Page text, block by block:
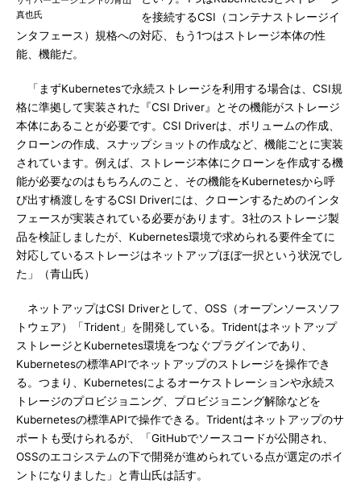
真也氏
を接続するCSI（コンテナストレージイ
ンタフェース）規格への対応、もう1つはストレージ本体の性
能、機能だ。
「まずKubernetesで永続ストレージを利用する場合は、CSI規
格に準拠して実装された『CSI Driver』とその機能がストレージ
本体にあることが必要です。CSI Driverは、ボリュームの作成、
クローンの作成、スナップショットの作成など、機能ごとに実装
されています。例えば、ストレージ本体にクローンを作成する機
能が必要なのはもちろんのこと、その機能をKubernetesから呼
び出す橋渡しをするCSI Driverには、クローンするためのインタ
フェースが実装されている必要があります。3社のストレージ製
品を検証しましたが、Kubernetes環境で求められる要件全てに
対応しているストレージはネットアップほぼ一択という状況でし
た」（青山氏）
ネットアップはCSI Driverとして、OSS（オープンソースソフ
トウェア）「Trident」を開発している。Tridentはネットアップ
ストレージとKubernetes環境をつなぐプラグインであり、
Kubernetesの標準APIでネットアップのストレージを操作でき
る。つまり、Kubernetesによるオーケストレーションや永続ス
トレージのプロビジョニング、プロビジョニング解除などを
Kubernetesの標準APIで操作できる。Tridentはネットアップのサ
ポートも受けられるが、「GitHubでソースコードが公開され、
OSSのエコシステムの下で開発が進められている点が選定のポイ
ントになりました」と青山氏は話す。